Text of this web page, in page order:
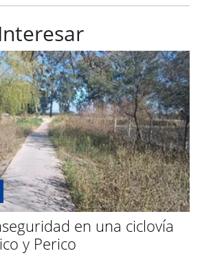
en una ciclovía
y Perico